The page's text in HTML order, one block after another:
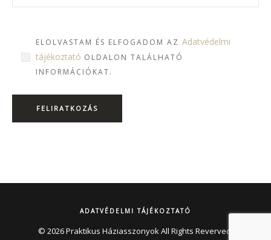
ELOLVASTAM ÉS ELFOGADOM AZ Adatvédelmi
tájékoztató OLDALON TALÁLHATÓ
INFORMÁCIÓKAT.
ADATVÉDELMI TÁJÉKOZTATÓ
© 2026 Praktikus Háziasszonyok All Rights Reverved.